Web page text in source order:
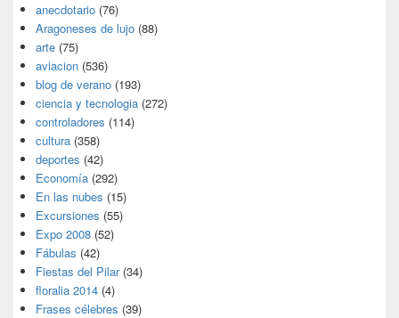
anecdotario (76)
Aragoneses de lujo (88)
arte (75)
aviacion (536)
blog de verano (193)
ciencia y tecnologia (272)
controladores (114)
cultura (358)
deportes (42)
Economía (292)
En las nubes (15)
Excursiones (55)
Expo 2008 (52)
Fábulas (42)
Fiestas del Pilar(34)
floralia 2014 (4)
Frases célebres (39)